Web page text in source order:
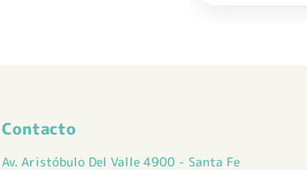
Contacto
Av. Aristóbulo Del Valle 4900 - Santa Fe